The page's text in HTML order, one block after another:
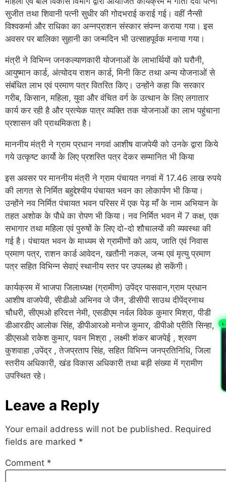
सुजीत तथा शिवानी पत्नी सुधीर की गोदभराई कराई गई। वहीं नैन्सी
विश्वकर्मा और राधिका का अन्नप्राशन संस्कार संपन्न कराया गया। इस
अवसर पर बालिका सुहानी का जन्मदिन भी उत्साहपूर्वक मनाया गया।
मंत्री ने विभिन्न जनकल्याणकारी योजनाओं के लाभार्थियों को घरौनी,
आयुष्मान कार्ड, अंत्योदय राशन कार्ड, मिनी किट तथा अन्य योजनाओं से
संबंधित लाभ एवं प्रमाण पत्र वितरित किए। उन्होंने कहा कि सरकार
गरीब, किसान, महिला, युवा और वंचित वर्ग के उत्थान के लिए लगातार
कार्य कर रही है और प्रत्येक पात्र व्यक्ति तक योजनाओं का लाभ पहुंचाना
प्रशासन की प्राथमिकता है।
माननीय मंत्री ने ग्राम प्रधान नगवां आशीष वाजपेयी को उनके द्वारा किये
गये उत्कृष्ट कार्यो के लिए प्रशस्ति पत्र देकर सम्मानित भी किया
इस अवसर पर माननीय मंत्री ने ग्राम पंचायत नगवां में 17.46 लाख रुपये
की लागत से निर्मित बहुद्देश्यीय पंचायत भवन का लोकार्पण भी किया।
उन्होंने नव निर्मित पंचायत भवन परिसर में एक पेड़ माँ के नाम अभियान के
तहत अशोक के पौधे का रोपण भी किया। नव निर्मित भवन में 7 कक्ष, एक
सभागार तथा महिला एवं पुरुषों के लिए दो-दो शौचालयों की व्यवस्था की
गई है। पंचायत भवन के माध्यम से ग्रामीणों को आय, जाति एवं निवास
प्रमाण पत्र, राशन कार्ड आवेदन, खतौनी नकल, जन्म एवं मृत्यु प्रमाण
पत्र सहित विभिन्न सेवाएं स्थानीय स्तर पर उपलब्ध हो सकेंगी।
कार्यक्रम में भाजपा जिलाध्यक्ष (ग्रामीण) उपेंद्र पासवान,ग्राम प्रधान
आशीष वाजपेयी, सीडीओ अभिनव जे जैन, डीसीपी साउथ दीपेंद्रनाथ
चौधरी, सीएमओ हरिदत्त नेमी, एसडीएम नर्वल विवेक कुमार मिश्रा, पीडी
डीआरडीए आलोक सिंह, डीपीआरओ मनोज कुमार, डीपीओ प्रीति सिन्हा,
डीएसओ राकेश कुमार, पवन मिश्रा , लक्ष्मी शंकर बाजपेई , श्रवण
कुशवाहा ,उपेंद्र , तेजप्रताप सिंह, सहित विभिन्न जनप्रतिनिधि, जिला
स्तरीय अधिकारी, खंड विकास अधिकारी तथा बड़ी संख्या में ग्रामीण
उपस्थित रहे।
Leave a Reply
Your email address will not be published. Required
fields are marked *
Comment *